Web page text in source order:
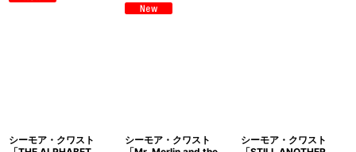
シーモア・クワスト
シーモア・クワスト
シーモア・クワスト